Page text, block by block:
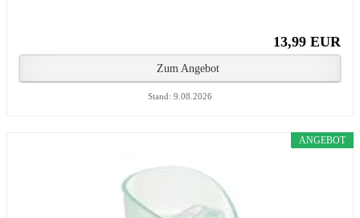
13,99 EUR
Zum Angebot
Stand: 9.08.2026
ANGEBOT